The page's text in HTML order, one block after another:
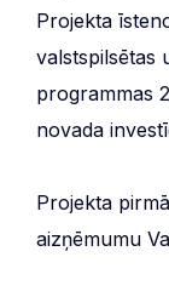
Projekta
valstspilsētas
programmas
novada
Projekta
aizņēmumu